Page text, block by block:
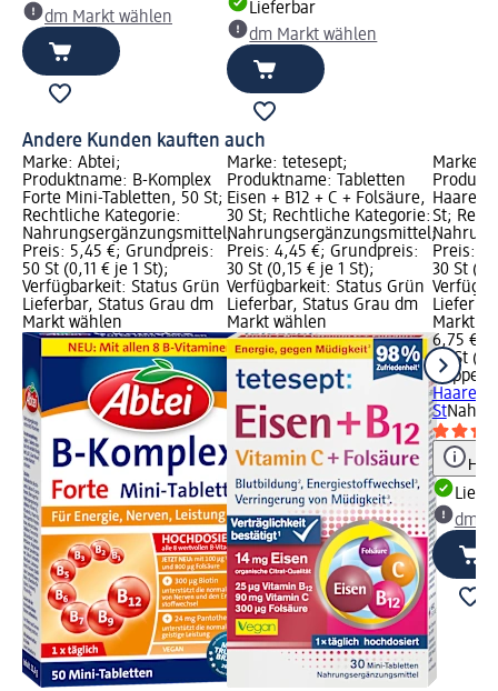
dm Markt wählen
Lieferbar
dm Markt wählen
Andere Kunden kauften auch
Marke: Abtei;
Produktname: B-Komplex
Forte Mini-Tabletten, 50 St;
Rechtliche Kategorie:
Nahrungsergänzungsmittel;
Preis: 5,45 €; Grundpreis:
50 St (0,11 € je 1 St);
Verfügbarkeit: Status Grün
Lieferbar, Status Grau dm
Markt wählen
Marke: tetesept;
Produktname: Tabletten
Eisen + B12 + C + Folsäure,
30 St; Rechtliche Kategorie:
Nahrungsergänzungsmittel;
Preis: 4,45 €; Grundpreis:
30 St (0,15 € je 1 St);
Verfügbarkeit: Status Grün
Lieferbar, Status Grau dm
Markt wählen
Marke:
Haare +
St;
Preis:
30 St
Markt
6,75 €
30 St
Haare +
St
dm